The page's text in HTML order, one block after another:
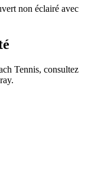
non éclairé avec
Tennis, consultez
.